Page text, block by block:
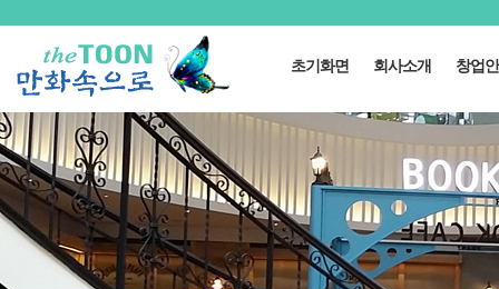
초기화면 회사소개 창업